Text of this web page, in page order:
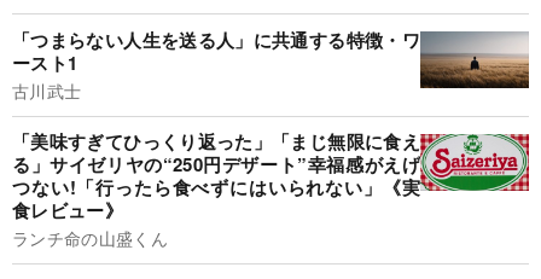
「つまらない人生を送る人」に共通する特徴・ワ
ースト1
古川武士
「美味すぎてひっくり返った」「まじ無限に食え
る」サイゼリヤの“250円デザート”幸福感がえげ
つない!「行ったら食べずにはいられない」《実
食レビュー》
ランチ命の山盛くん